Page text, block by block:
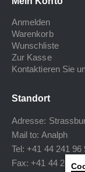
Anmelden
Warenkorb
Wunschliste
Zur Kasse
Kontaktieren Sie
Standort
Adresse:
Mail to: Analph
Tel: +41 44 241 96
Fax: +41 44 240